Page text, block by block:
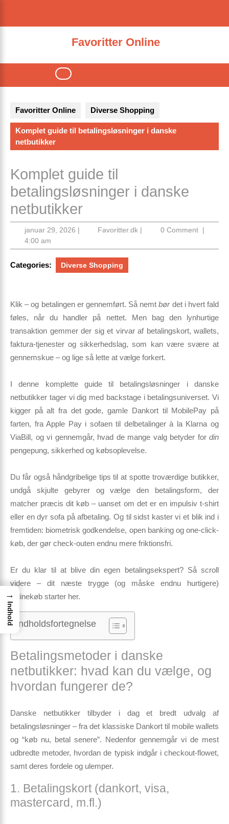
content
Favoritter Online
Open
Favoritter Online Diverse Shopping
Komplet guide til betalingsløsninger i danske
netbutikker
Komplet guide til
betalingsløsninger i danske
netbutikker
januar 29, 2026januar
2026
| Favoritter.dkFavoritter.dk
| 0 Comment |
4:00 am
Categories: Diverse Shopping
Klik – og betalingen er gennemført. Så nemtbørdet i hvert fald
føles, når du handler på nettet. Men bag den lynhurtige
transaktion gemmer der sig et virvar af betalingskort, wallets,
faktura-tjenester og sikkerheds­lag, som kan være svære at
gennemskue – og lige så lette at vælge forkert.
I denne komplette guide til betalingsløsninger i danske
netbutikker tager vi dig med backstage i betalings­universet. Vi
kigger på alt fra det gode, gamle Dankort til MobilePay på
farten, fra Apple Pay i sofaen til delbetalinger à la Klarna og
ViaBill, og vi gennemgår, hvad de mange valg betyder for din
pengepung, sikkerhed og købsoplevelse.
Du får også håndgribelige tips til at spotte troværdige butikker,
undgå skjulte gebyrer og vælge den betalingsform, der
matcher præcis dit køb – uanset om det er en impulsiv t-shirt
eller en dyr sofa på afbetaling. Og til sidst kaster vi et blik ind i
fremtiden: biometrisk godkendelse, open banking og one-click-
køb, der gør check-outen endnu mere friktionsfri.
Er du klar til at blive din egen betalings­ekspert? Så scroll
videre – dit næste trygge (og måske endnu hurtigere)
onlinekøb starter her.
Indholdsfortegnelse
Betalingsmetoder i danske
netbutikker: hvad kan du vælge, og
hvordan fungerer de?
Danske netbutikker tilbyder i dag et bredt udvalg af
betalingsløsninger – fra det klassiske Dankort til mobile wallets
og “køb nu, betal senere”. Nedenfor gennemgår vi de mest
udbredte metoder, hvordan de typisk indgår i checkout-flowet,
samt deres fordele og ulemper.
1. Betalingskort (dankort, visa,
mastercard, m.fl.)
→
Indhold